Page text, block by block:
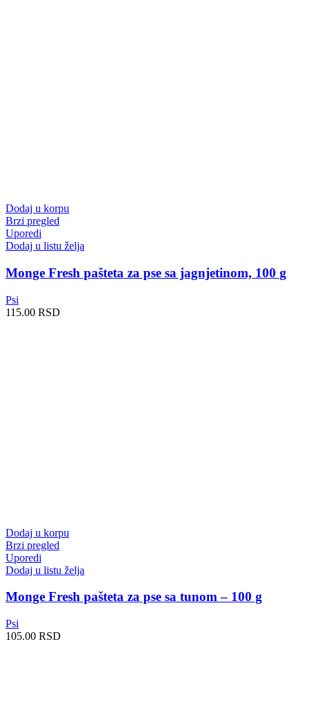
Dodaj u korpu
Brzi pregled
Uporedi
Dodaj u listu želja
Monge Fresh pašteta za pse sa jagnjetinom, 100 g
Psi
115.00 RSD
Dodaj u korpu
Brzi pregled
Uporedi
Dodaj u listu želja
Monge Fresh pašteta za pse sa tunom – 100 g
Psi
105.00 RSD